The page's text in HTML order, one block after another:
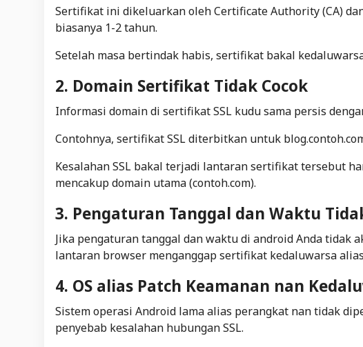
Sertifikat ini dikeluarkan oleh Certificate Authority (CA)
biasanya 1-2 tahun.
Setelah masa bertindak habis, sertifikat bakal
2. Domain Sertifikat Tidak Cocok
Informasi domain di sertifikat SSL kudu sama persis
Contohnya, sertifikat SSL diterbitkan untuk
Kesalahan SSL bakal terjadi lantaran sertifikat tersebut
mencakup domain utama (contoh.com).
3. Pengaturan Tanggal dan Waktu
Jika pengaturan tanggal dan waktu di android Anda tidak
lantaran browser menganggap sertifikat kedaluwarsa
4. OS alias Patch Keamanan nan
Sistem operasi Android lama alias perangkat nan tidak
penyebab kesalahan hubungan SSL.